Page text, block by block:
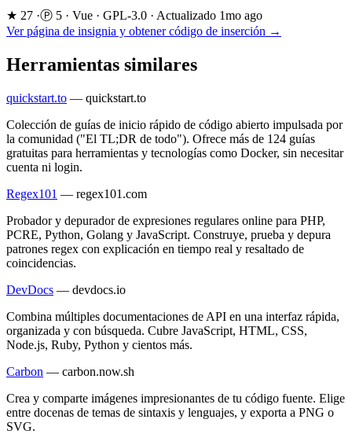
★ 27 ·Ⓟ 5 · Vue · GPL-3.0 · Actualizado 1mo ago
Ver página de insignia y obtener código de inserción →
Herramientas similares
quickstart.to — quickstart.to
Colección de guías de inicio rápido de código abierto impulsada por
la comunidad ("El TL;DR de todo"). Ofrece más de 124 guías
gratuitas para herramientas y tecnologías como Docker, sin necesitar
cuenta ni login.
Regex101 — regex101.com
Probador y depurador de expresiones regulares online para PHP,
PCRE, Python, Golang y JavaScript. Construye, prueba y depura
patrones regex con explicación en tiempo real y resaltado de
coincidencias.
DevDocs — devdocs.io
Combina múltiples documentaciones de API en una interfaz rápida,
organizada y con búsqueda. Cubre JavaScript, HTML, CSS,
Node.js, Ruby, Python y cientos más.
Carbon — carbon.now.sh
Crea y comparte imágenes impresionantes de tu código fuente. Elige
entre docenas de temas de sintaxis y lenguajes, y exporta a PNG o
SVG.